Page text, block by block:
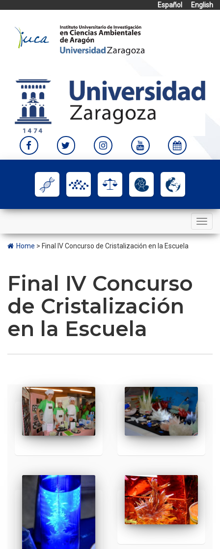
Español
English
content
Toggle
navigation
Home > Final IV Concurso de Cristalización en la Escuela
Final IV Concurso
de Cristalización
en la Escuela